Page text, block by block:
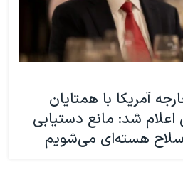
آمریکا با همتایان
اعلام شد: مانع دستیابی
هسته‌‌ای می‌شویم